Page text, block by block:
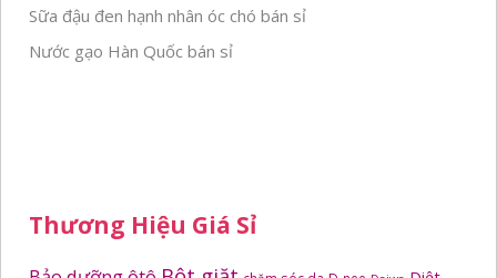
Sữa đậu đen hạnh nhân óc chó bán sỉ
Nước gạo Hàn Quốc bán sỉ
Thương Hiệu Giá Sỉ